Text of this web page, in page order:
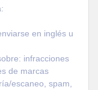
en inglés u
​​infracciones
de marcas
escaneo, spam,